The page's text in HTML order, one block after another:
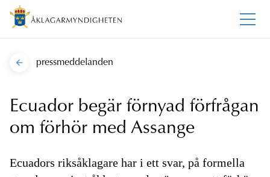
pressmeddelanden
Ecuador begär förnyad förfrågan
om förhör med Assange
Ecuadors riksåklagare har i ett svar, på formella